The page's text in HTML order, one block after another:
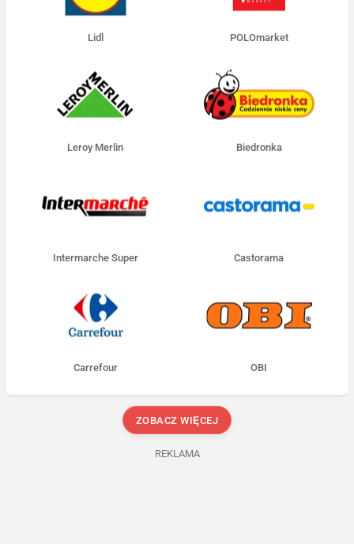
Lidl POLOmarket
Leroy Merlin Biedronka
Intermarche Super Castorama
Carrefour OBI
ZOBACZ WIĘCEJ
REKLAMA